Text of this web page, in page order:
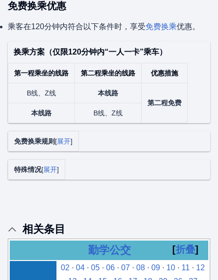
免费换乘优惠
乘客在120分钟内符合以下条件时，享受免费换乘优惠。
换乘方案（仅限120分钟内“一人一卡”乘车）
第一程乘坐的线路 第二程乘坐的线路 优惠措施
B线、Z线
本线路
第二程免费
本线路
B线、Z线
展开
免费换乘规则
展开
特殊情况
相关条目
折叠
勤学公交
02 · 04 · 05 · 06 · 07 · 08 · 09 · 10 · 11 · 12